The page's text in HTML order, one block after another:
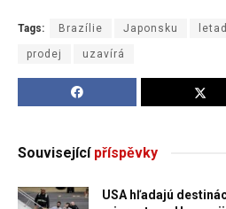
Tags: Brazílie Japonsku
prodej uzavírá
Souvisejícípříspěvky
USA hľadajú